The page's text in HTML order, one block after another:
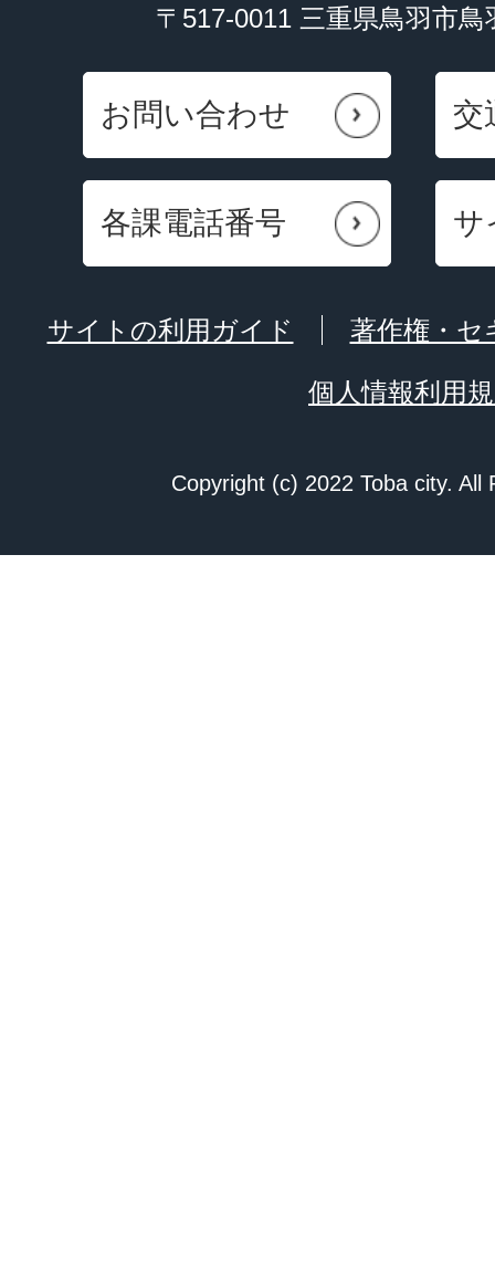
〒517-0011 三重県鳥羽市
お問い合わせ 交
各課電話番号 サ
サイトの利用ガイド 著作権・セ
個人情報利用
Copyright (c) 2022 Toba city. All